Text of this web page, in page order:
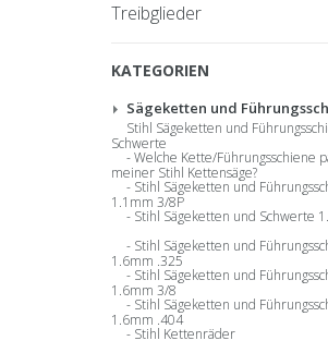
Treibglieder
KATEGORIEN
Sägeketten und
Stihl Sägeketten und
Schwerte
Welche Kette/Führungsschiene
meiner Stihl Kettensäge?
Stihl Sägeketten und
1.1mm 3/8P
Stihl Sägeketten und Schwerte
Stihl Sägeketten und
1.6mm .325
Stihl Sägeketten und
1.6mm 3/8
Stihl Sägeketten und
1.6mm .404
Stihl Kettenräder